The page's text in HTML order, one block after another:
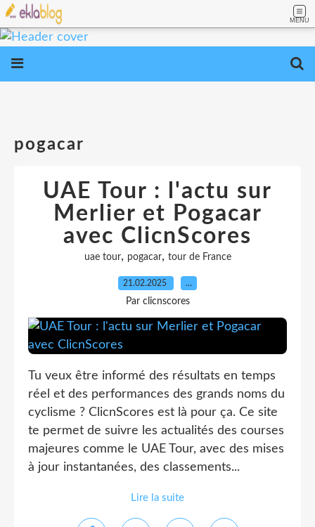
MENU
pogacar
UAE Tour : l'actu sur
Merlier et Pogacar
avec ClicnScores
uae tour, pogacar, tour de France
21.02.2025 …
Par clicnscores
Tu veux être informé des résultats en temps
réel et des performances des grands noms du
cyclisme ? ClicnScores est là pour ça. Ce site
te permet de suivre les actualités des courses
majeures comme le UAE Tour, avec des mises
à jour instantanées, des classements...
Lire la suite